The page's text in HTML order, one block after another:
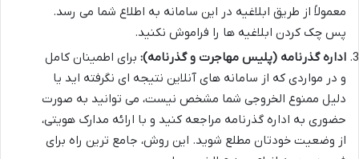
معمولاً از طریق ابلاغیه در این سامانه به اطلاع شما می رسد.
پس چک کردن ابلاغیه ها را فراموش نکنید.
اداره گذرنامه (پلیس مهاجرت و گذرنامه): برای اطمینان کامل
و در مواردی که از سامانه های آنلاین نتیجه ای نگرفته اید یا
دلیل ممنوع الخروجی شما مشخص نیست، می توانید به صورت
حضوری به اداره گذرنامه مراجعه کنید و با ارائه مدارک هویتی،
از وضعیت خودتان مطلع شوید. این روش، جامع ترین راه برای